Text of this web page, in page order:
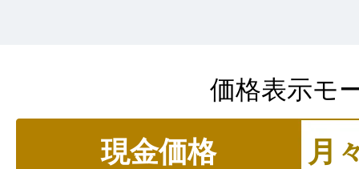
価格表示モ
現金価格 月